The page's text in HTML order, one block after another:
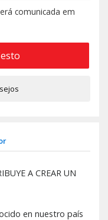
comunicada em
A CREAR UN
en nuestro país